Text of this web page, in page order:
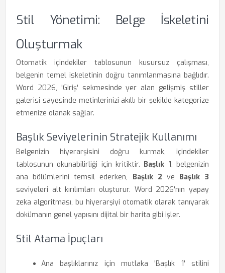
Stil Yönetimi: Belge İskeletini
Oluşturmak
Otomatik içindekiler tablosunun kusursuz çalışması,
belgenin temel iskeletinin doğru tanımlanmasına bağlıdır.
Word 2026, 'Giriş' sekmesinde yer alan gelişmiş stiller
galerisi sayesinde metinlerinizi akıllı bir şekilde kategorize
etmenize olanak sağlar.
Başlık Seviyelerinin Stratejik Kullanımı
Belgenizin hiyerarşisini doğru kurmak, içindekiler
tablosunun okunabilirliği için kritiktir. Başlık 1, belgenizin
ana bölümlerini temsil ederken, Başlık 2 ve Başlık 3
seviyeleri alt kırılımları oluşturur. Word 2026'nın yapay
zeka algoritması, bu hiyerarşiyi otomatik olarak tanıyarak
dokümanın genel yapısını dijital bir harita gibi işler.
Stil Atama İpuçları
Ana başlıklarınız için mutlaka 'Başlık 1' stilini